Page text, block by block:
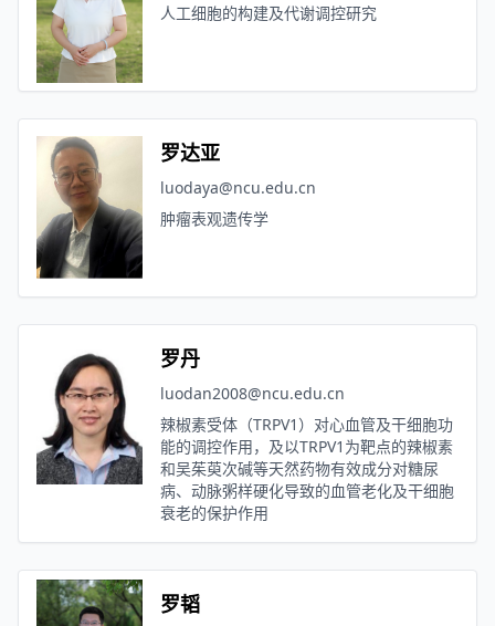
人工细胞的构建及代谢调控研究
罗达亚
luodaya@ncu.edu.cn
肿瘤表观遗传学
罗丹
luodan2008@ncu.edu.cn
辣椒素受体（TRPV1）对心血管及干细胞功
能的调控作用，及以TRPV1为靶点的辣椒素
和吴茱萸次碱等天然药物有效成分对糖尿
病、动脉粥样硬化导致的血管老化及干细胞
衰老的保护作用
罗韬